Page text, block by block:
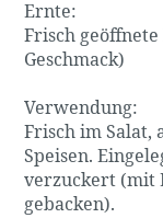
Ernte:
Frisch
Geschmack)
Verwendung:
Frisch im Salat,
Speisen.
verzuckert (mit
gebacken).